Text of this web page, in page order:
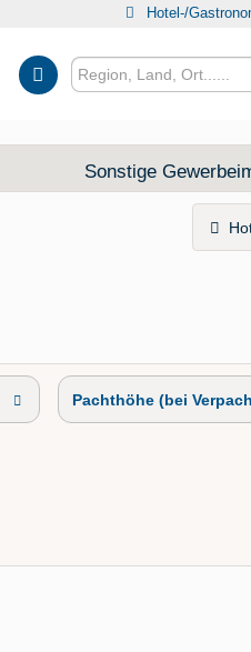
Hotel-/
Sonstige
Pachthöhe (bei